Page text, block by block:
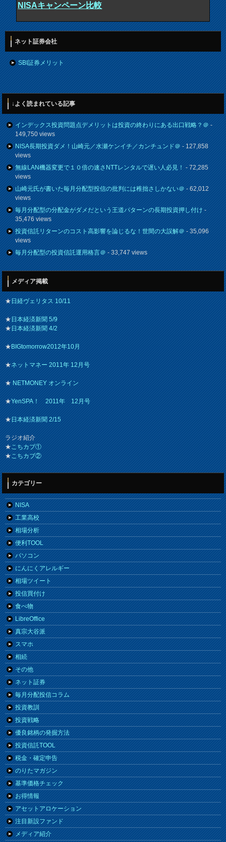
NISAキャンペーン比較
ネット証券会社
SBI証券メリット
↓よく読まれている記事
インデックス投資問題点デメリットは投資の終わりにある出口戦略？＠-
149,750 views
NISA長期投資ダメ！山崎元／水瀬ケンイチ／カンチュンド＠- 127,858
views
無線LAN機器変更で１０倍の速さNTTレンタルで遅い人必見！- 72,285
views
山崎元氏が書いた毎月分配型投信の批判には稚拙さしかない＠- 62,012
views
毎月分配型の分配金がダメだという王道パターンの長期投資押し付け-
35,476 views
投資信託リターンのコスト高影響を論じるな！世間の大誤解＠- 35,096
views
毎月分配型の投資信託運用格言＠- 33,747 views
メディア掲載
★日経ヴェリタス 10/11
★日本経済新聞 5/9
★日本経済新聞 4/2
★BIGtomorrow2012年10月
★ネットマネー 2011年 12月号
★NETMONEY オンライン
★YenSPA！ 2011年 12月号
★日本経済新聞 2/15
ラジオ紹介
★こちカブ①
★こちカブ②
カテゴリー
NISA
工業高校
相場分析
便利TOOL
パソコン
にんにくアレルギー
相場ツイート
投信買付け
食べ物
LibreOffice
真宗大谷派
スマホ
相続
その他
ネット証券
毎月分配投信コラム
投資教訓
投資戦略
優良銘柄の発掘方法
投資信託TOOL
税金・確定申告
のりたマガジン
基準価格チェック
お得情報
アセットアロケーション
注目新設ファンド
メディア紹介